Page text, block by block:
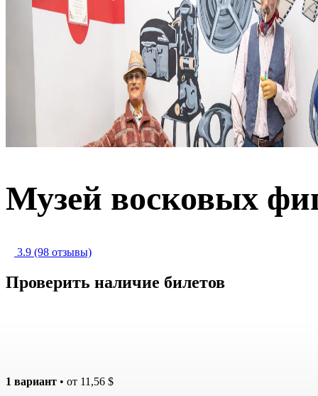
Музей восковых
3.9 (98 отзывы)
Проверить наличие билетов
1 вариант • от 11,56 $